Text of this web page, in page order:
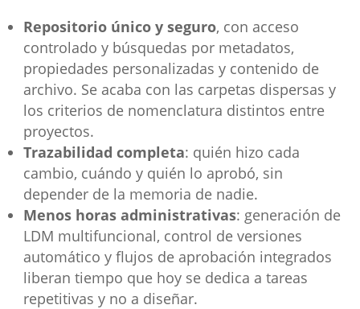
Repositorio único y seguro, con acceso
controlado y búsquedas por metadatos,
propiedades personalizadas y contenido de
archivo. Se acaba con las carpetas dispersas y
los criterios de nomenclatura distintos entre
proyectos.
Trazabilidad completa: quién hizo cada
cambio, cuándo y quién lo aprobó, sin
depender de la memoria de nadie.
Menos horas administrativas: generación de
LDM multifuncional, control de versiones
automático y flujos de aprobación integrados
liberan tiempo que hoy se dedica a tareas
repetitivas y no a diseñar.